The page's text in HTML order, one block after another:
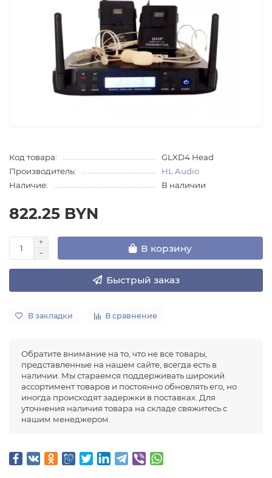
Код товара:
GLXD4 Head
Производитель:
HL Audio
Наличие:
В наличии
822.25 BYN
В корзину
Быстрый заказ
В закладки В сравнение
Обратите внимание на то, что не все товары,
представленные на нашем сайте, всегда есть в
наличии. Мы стараемся поддерживать широкий
ассортимент товаров и постоянно обновлять его, но
иногда происходят задержки в поставках. Для
уточнения наличия товара на складе свяжитесь с
нашим менеджером.